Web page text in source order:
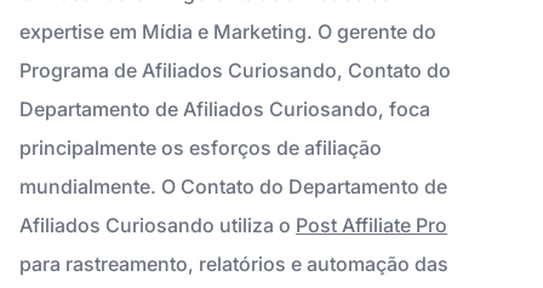
expertise em Mídia e Marketing. O gerente do
Programa de Afiliados Curiosando, Contato do
Departamento de Afiliados Curiosando, foca
principalmente os esforços de afiliação
mundialmente. O Contato do Departamento de
Afiliados Curiosando utiliza o Post Affiliate Pro
para rastreamento, relatórios e automação das